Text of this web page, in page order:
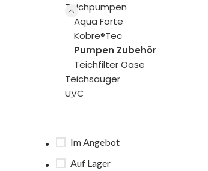
Teichpumpen
Aqua Forte
Kobre®Tec
Pumpen Zubehör
Teichfilter Oase
Teichsauger
UVC
Im Angebot
Auf Lager